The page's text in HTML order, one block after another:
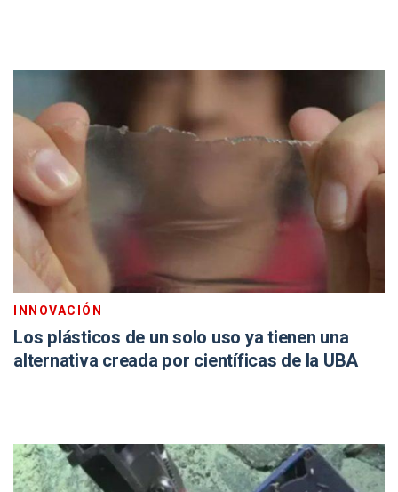
INNOVACIÓN
Los plásticos de un solo uso ya tienen una
alternativa creada por científicas de la UBA